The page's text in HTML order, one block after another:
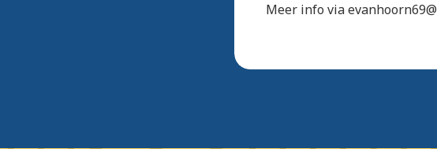
Meer info via